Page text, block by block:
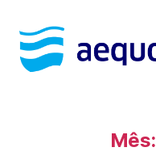
Mês: